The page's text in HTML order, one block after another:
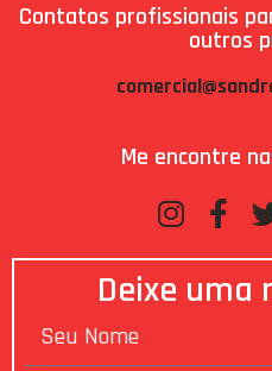
Contatos profissionais
outros
Me encontre
Deixe uma